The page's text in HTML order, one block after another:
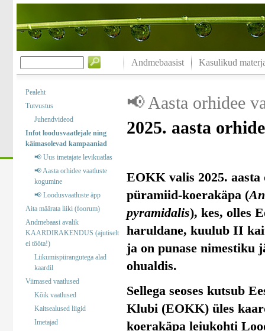
Andmebaasist Kasulikud
Pealeht
Tutvustus
Juhendvideod
Infot loodusvaatlejale ning
käimasolevad kampaaniad
📢 Uus imetajate levikuatlas
📢 Aasta orhidee vaatluste
kogumine
📢 Loodusvaatluste äpp
Aita määrata liiki (foorum)
Andmebaasi avalik
KAARDIRAKENDUS (ajutiselt
ei tööta!)
Liikumispiirangutega alad
kaardil
Viimased vaatlused
Kõik vaatlused
Kaitsealused liigid
Imetajad
📢 Aasta orhidee
2025. aasta
EOKK valis 2025. aasta
püramiid-koerakäpa (
pyramidalis), kes, olles
haruldane, kuulub II
ja on punase nimestiku
ohualdis.
Sellega seoses kutsub
Klubi (EOKK) üles
koerakäpa leiukohti